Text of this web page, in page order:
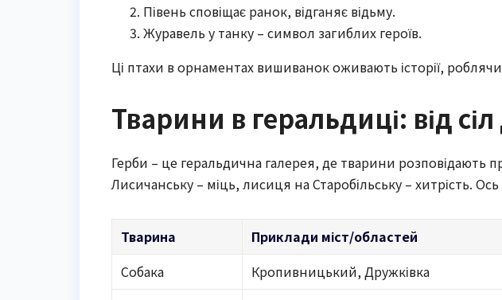
Півень сповіщає ранок, відганяє відьму.
Журавель у танку – символ загиблих героїв.
Ці птахи в орнаментах вишиванок оживають історії,
Тварини в геральдиці: від
Герби – це геральдична галерея, де тварини розповідають
Лисичанську – міць, лисиця на Старобільську – хитрість.
Тварина Приклади міст/областей
Собака
Кропивницький, Дружківка